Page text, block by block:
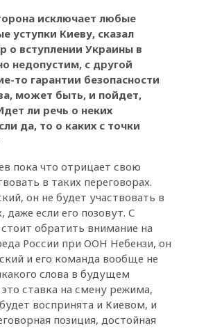
исключает любые
уступки Киеву, сказал
о вступлении Украины в
недопустим, с другой
то гарантии безопасности
может быть, и пойдет,
ли речь о неких
да, то о каких с точки
пока что отрицает свою
в таких переговорах.
он не будет участвовать в
даже если его позовут. С
обратить внимание на
России при ООН Небензи, он
и его команда вообще не
слова в будущем
ставка на смену режима,
воспринята и Киевом, и
позиция, достойная